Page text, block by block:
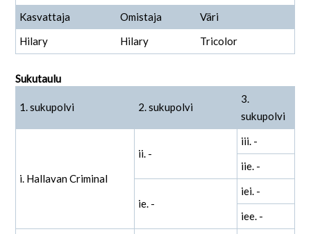
Kasvattaja
Omistaja
Väri
Hilary
Hilary Tricolor
Sukutaulu
1. sukupolvi 2. sukupolvi
3.
sukupolvi
i. Hallavan Criminal
ii. -
iii. -
iie. -
ie. -
iei. -
iee. -